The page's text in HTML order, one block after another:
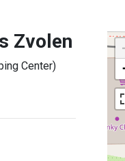
Zvolen
Center)